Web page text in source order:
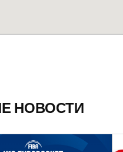
НОВОСТИ